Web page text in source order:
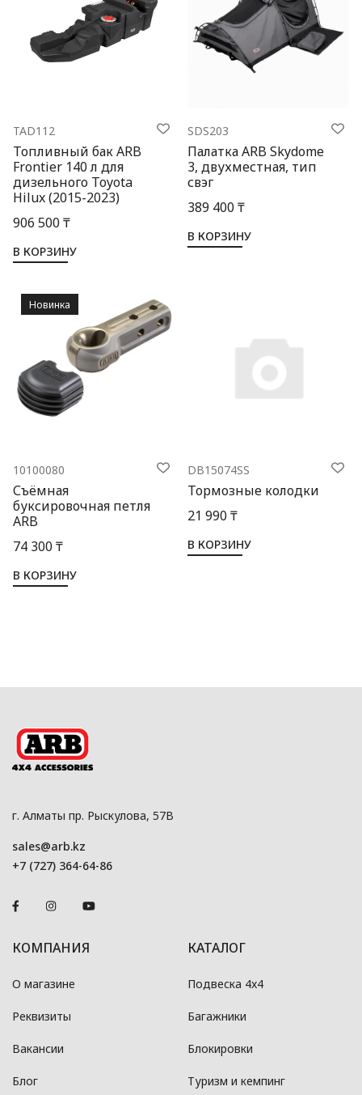
TAD112
Топливный бак ARB
Frontier 140 л для
дизельного Toyota
Hilux (2015-2023)
906 500 ₸
В КОРЗИНУ
SDS203
Палатка ARB Skydome
3, двухместная, тип
свэг
389 400 ₸
В КОРЗИНУ
10100080
Съёмная
буксировочная петля
ARB
74 300 ₸
В КОРЗИНУ
Новинка
DB15074SS
Тормозные колодки
21 990 ₸
В КОРЗИНУ
г. Алматы пр. Рыскулова, 57В
sales@arb.kz
+7 (727) 364-64-86
КОМПАНИЯ
О магазине
Реквизиты
Вакансии
Блог
КАТАЛОГ
Подвеска 4x4
Багажники
Блокировки
Туризм и кемпинг